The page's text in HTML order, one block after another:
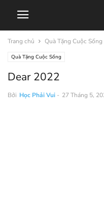
Trang chủ Quà Tặng Cuộc Sống
Quà Tặng Cuộc Sống
Dear 2022
Bởi Học Phải Vui - 27 Tháng 5,